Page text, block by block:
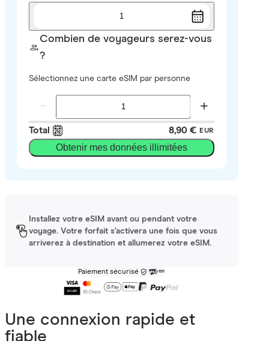
1
Combien de voyageurs serez-vous
?
Sélectionnez une carte eSIM par personne
Total 8,90 € EUR
Obtenir mes données illimitées
Installez votre eSIM avant ou pendant votre
voyage. Votre forfait s'activera une fois que vous
arriverez à destination et allumerez votre eSIM.
Paiement sécurisé
Une connexion rapide et
fiable